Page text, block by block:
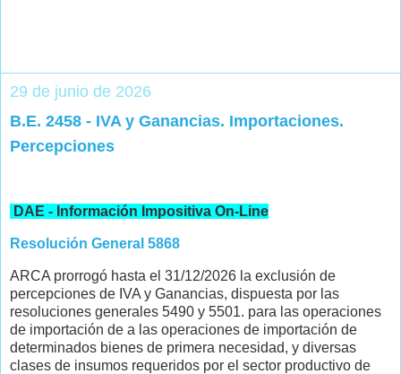
29 de junio de 2026
B.E. 2458 - IVA y Ganancias. Importaciones.
Percepciones
DAE - Información Impositiva On-Line
Resolución General 5868
ARCA prorrogó hasta el 31/12/2026 la exclusión de
percepciones de IVA y Ganancias, dispuesta por las
resoluciones generales 5490 y 5501. para las operaciones
de importación de a las operaciones de importación de
determinados bienes de primera necesidad, y diversas
clases de insumos requeridos por el sector productivo de